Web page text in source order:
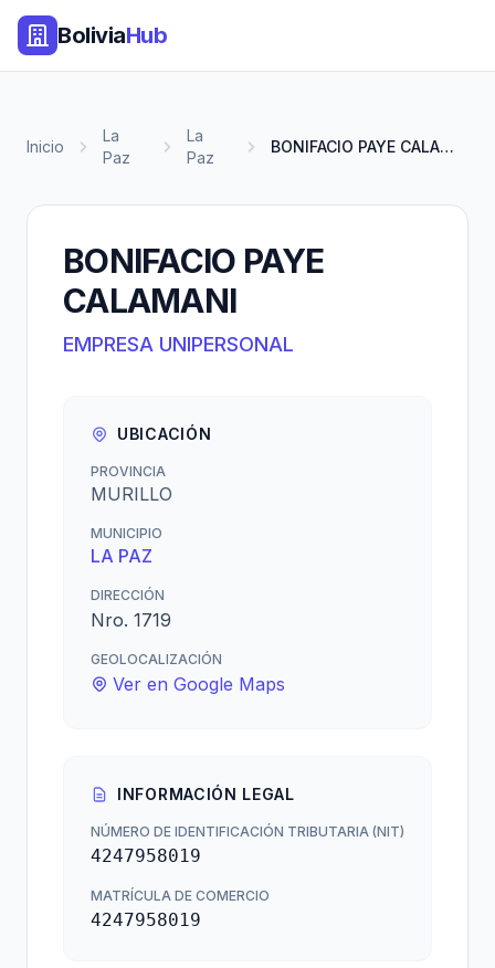
BoliviaHub
Inicio
La
Paz
La
Paz
BONIFACIO PAYE CALAMANI
BONIFACIO PAYE
CALAMANI
EMPRESA UNIPERSONAL
UBICACIÓN
PROVINCIA
MURILLO
MUNICIPIO
LA PAZ
DIRECCIÓN
Nro. 1719
GEOLOCALIZACIÓN
Ver en Google Maps
INFORMACIÓN LEGAL
NÚMERO DE IDENTIFICACIÓN TRIBUTARIA (NIT)
4247958019
MATRÍCULA DE COMERCIO
4247958019